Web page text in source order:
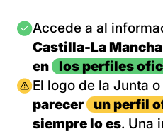
Imagen
Accede a al
Castilla-La
en
los perfiles
Imagen
El logo de la Junta
parecer
un perfil
siempre lo es. Una